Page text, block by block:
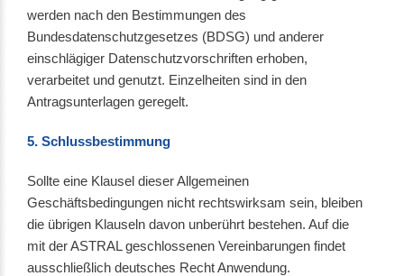
werden nach den Bestimmungen des
Bundesdatenschutzgesetzes (BDSG) und anderer
einschlägiger Datenschutzvorschriften erhoben,
verarbeitet und genutzt. Einzelheiten sind in den
Antragsunterlagen geregelt.
5. Schlussbestimmung
Sollte eine Klausel dieser Allgemeinen
Geschäftsbedingungen nicht rechtswirksam sein, bleiben
die übrigen Klauseln davon unberührt bestehen. Auf die
mit der ASTRAL geschlossenen Vereinbarungen findet
ausschließlich deutsches Recht Anwendung.